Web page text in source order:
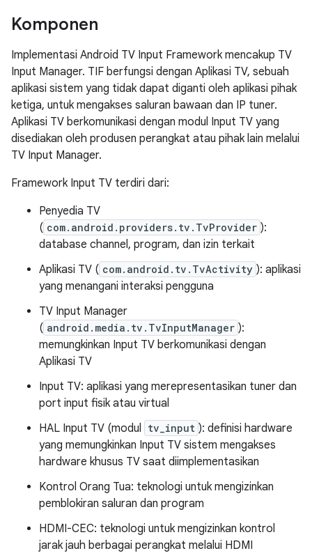
Komponen
Implementasi Android TV Input Framework mencakup TV
Input Manager. TIF berfungsi dengan Aplikasi TV, sebuah
aplikasi sistem yang tidak dapat diganti oleh aplikasi pihak
ketiga, untuk mengakses saluran bawaan dan IP tuner.
Aplikasi TV berkomunikasi dengan modul Input TV yang
disediakan oleh produsen perangkat atau pihak lain melalui
TV Input Manager.
Framework Input TV terdiri dari:
Penyedia TV
( com.android.providers.tv.TvProvider ):
database channel, program, dan izin terkait
Aplikasi TV ( com.android.tv.TvActivity ): aplikasi
yang menangani interaksi pengguna
TV Input Manager
( android.media.tv.TvInputManager ):
memungkinkan Input TV berkomunikasi dengan
Aplikasi TV
Input TV: aplikasi yang merepresentasikan tuner dan
port input fisik atau virtual
HAL Input TV (modul tv_input ): definisi hardware
yang memungkinkan Input TV sistem mengakses
hardware khusus TV saat diimplementasikan
Kontrol Orang Tua: teknologi untuk mengizinkan
pemblokiran saluran dan program
HDMI-CEC: teknologi untuk mengizinkan kontrol
jarak jauh berbagai perangkat melalui HDMI